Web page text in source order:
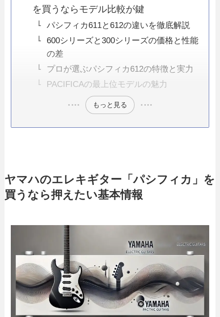
を買うならモデル比較が鍵
パシフィカ611と612の違いを徹底解説
600シリーズと300シリーズの価格と性能
の差
プロが選ぶパシフィカ612の特徴と実力
PACIFICAの最上位モデルの魅力
もっと見る
ヤマハのエレキギター「パシフィカ」を
買うなら押えたい基本情報